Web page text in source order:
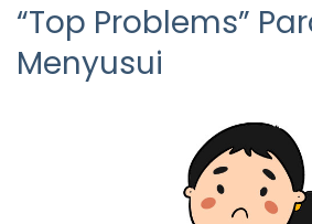
“Top Problems”
Menyusui